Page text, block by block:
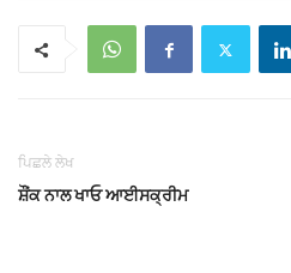
ਪਿਛਲੇ ਲੇਖ
ਸ਼ੌਂਕ ਨਾਲ ਖਾਓ ਆਈਸਕ੍ਰੀਮ